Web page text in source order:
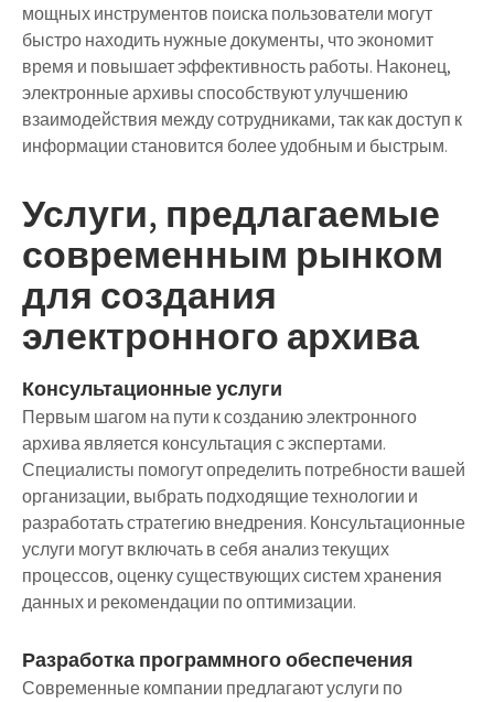
мощных инструментов поиска пользователи могут
быстро находить нужные документы, что экономит
время и повышает эффективность работы. Наконец,
электронные архивы способствуют улучшению
взаимодействия между сотрудниками, так как доступ к
информации становится более удобным и быстрым.
Услуги, предлагаемые
современным рынком
для создания
электронного архива
Консультационные услуги
Первым шагом на пути к созданию электронного
архива является консультация с экспертами.
Специалисты помогут определить потребности вашей
организации, выбрать подходящие технологии и
разработать стратегию внедрения. Консультационные
услуги могут включать в себя анализ текущих
процессов, оценку существующих систем хранения
данных и рекомендации по оптимизации.
Разработка программного обеспечения
Современные компании предлагают услуги по